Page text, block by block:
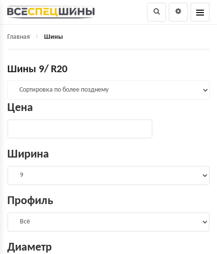
Главная Шины
Шины 9/ R20
Цена
Ширина
Профиль
Диаметр